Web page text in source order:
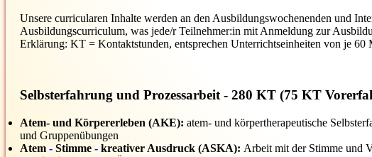
Unsere curricularen Inhalte werden an den Ausbildungswochenenden und
Ausbildungscurriculum, was jede/r Teilnehmer:in mit Anmeldung zur
Erklärung: KT = Kontaktstunden, entsprechen Unterrichtseinheiten von je 60
Selbsterfahrung und Prozessarbeit- 280 KT (75 KT
Atem- und Körpererleben (AKE): atem- und körpertherapeutische
und Gruppenübungen
Atem - Stimme - kreativer Ausdruck (ASKA): Arbeit mit der Stimme und